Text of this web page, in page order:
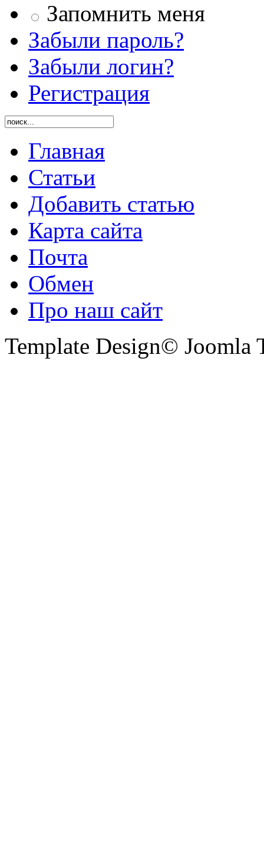
Запомнить меня
Забыли пароль?
Забыли логин?
Регистрация
Главная
Статьи
Добавить статью
Карта сайта
Почта
Обмен
Про наш сайт
Template Design© Joomla